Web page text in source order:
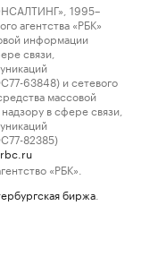
1995–
агентства «РБК»
информации
связи,
63848) и сетевого
массовой
в сфере связи,
82385)
«РБК».
биржа